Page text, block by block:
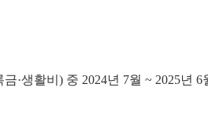
·생활비) 중 2024년 7월 ~ 2025년 6